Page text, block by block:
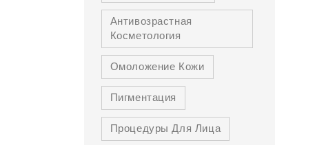
Антивозрастная
Косметология
Омоложение Кожи
Пигментация
Процедуры Для Лица